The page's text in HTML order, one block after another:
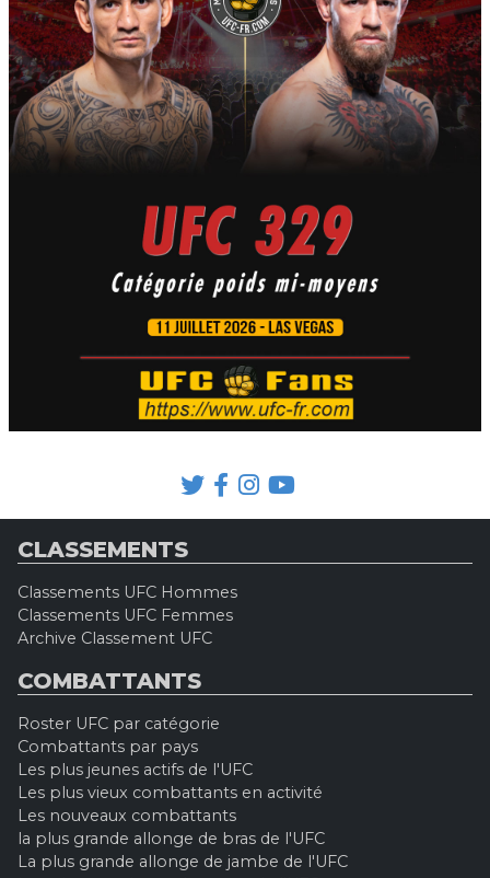
CLASSEMENTS
Classements UFC Hommes
Classements UFC Femmes
Archive Classement UFC
COMBATTANTS
Roster UFC par catégorie
Combattants par pays
Les plus jeunes actifs de l'UFC
Les plus vieux combattants en activité
Les nouveaux combattants
la plus grande allonge de bras de l'UFC
La plus grande allonge de jambe de l'UFC